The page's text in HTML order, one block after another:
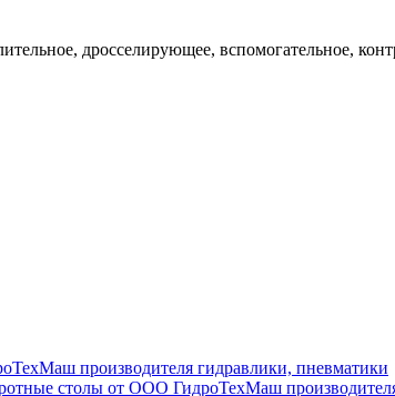
дросселирующее, вспомогательное,
производителя гидравлики, пневматики
столы от ООО ГидроТехМаш